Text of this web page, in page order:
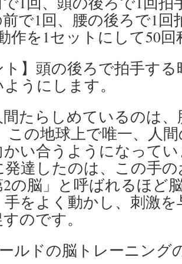
前で1回、腰の後ろで1回
作を1セットにして50
ト】頭の後ろで拍手す
うにします。
間たらしめているのは
この地球上で唯一、人
かい合うようになって
発達したのは、この手
の脳」と呼ばれるほど
手をよく動かし、刺激
のです。
ルドの脳トレーニング